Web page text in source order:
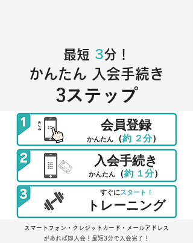
​最短 3分！
かんたん 入会手続き
3ステップ
​会員登録
​かんたん （約 ２分）
​かんたん （約 １分）
入会手続き
トレーニング
すぐにスタート！
スマートフォン ・クレジットカード ・メールアドレス
があれば即入会！最短3分で入会完了！